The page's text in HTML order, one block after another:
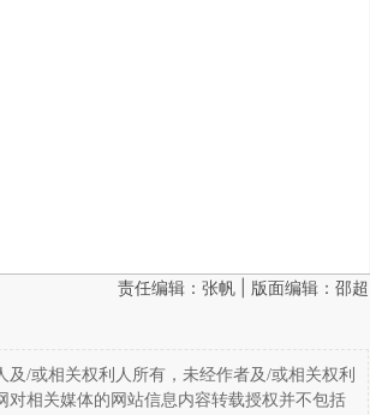
责任编辑：张帆 | 版面编辑：邵超
/或相关权利人所有，未经作者及/或相关权利
相关媒体的网站信息内容转载授权并不包括